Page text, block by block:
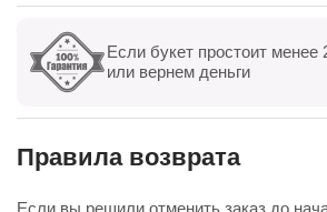
Показать все Оставить
Если букет простоит менее
или вернем деньги
Правила возврата
Если вы решили отменить заказ до